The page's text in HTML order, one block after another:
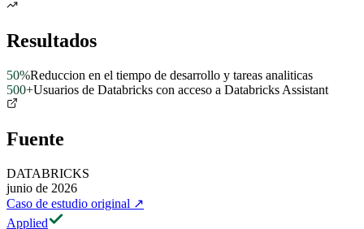
Resultados
50%Reduccion en el tiempo de desarrollo y tareas analiticas
500+Usuarios de Databricks con acceso a Databricks Assistant
Fuente
DATABRICKS
junio de 2026
Caso de estudio original ↗
Applied